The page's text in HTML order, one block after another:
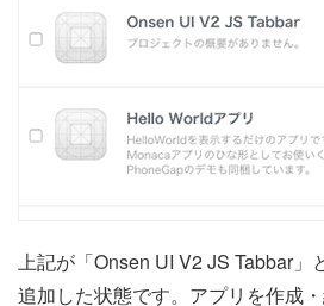
上記が「Onsen UI V2 JS Tabbar」
追加した状態です。アプリを作成